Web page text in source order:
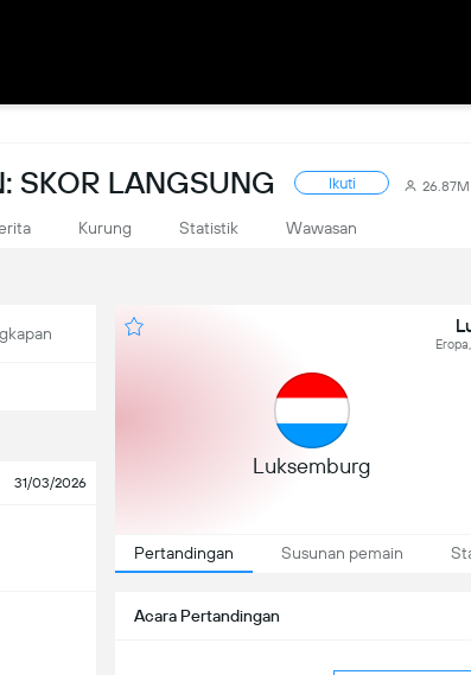
SKOR LANGSUNG Ikuti 26.87M
Kurung Statistik Wawasan
31/03/2026
Luksemburg
Pertandingan Susunan pemain
Acara Pertandingan